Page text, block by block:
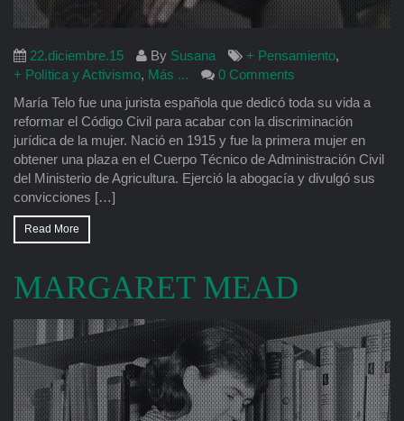
22.diciembre.15 By Susana + Pensamiento,
+ Política y Activismo, Más ...
0 Comments
María Telo fue una jurista española que dedicó toda su vida a
reformar el Código Civil para acabar con la discriminación
jurídica de la mujer. Nació en 1915 y fue la primera mujer en
obtener una plaza en el Cuerpo Técnico de Administración Civil
del Ministerio de Agricultura. Ejerció la abogacía y divulgó sus
convicciones […]
Read More
MARGARET MEAD